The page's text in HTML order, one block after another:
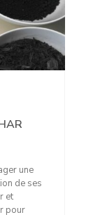
une
de ses
et
pour